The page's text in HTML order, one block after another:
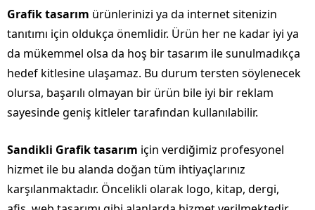
Grafik tasarım ürünlerinizi ya da internet sitenizin
tanıtımı için oldukça önemlidir. Ürün her ne kadar iyi ya
da mükemmel olsa da hoş bir tasarım ile sunulmadıkça
hedef kitlesine ulaşamaz. Bu durum tersten söylenecek
olursa, başarılı olmayan bir ürün bile iyi bir reklam
sayesinde geniş kitleler tarafından kullanılabilir.
Sandikli Grafik tasarım için verdiğimiz profesyonel
hizmet ile bu alanda doğan tüm ihtiyaçlarınız
karşılanmaktadır. Öncelikli olarak logo, kitap, dergi,